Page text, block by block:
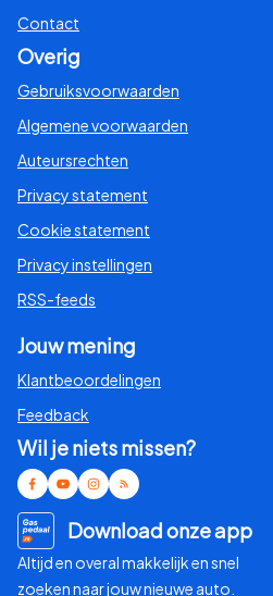
Contact
Overig
Gebruiksvoorwaarden
Algemene voorwaarden
Auteursrechten
Privacy statement
Cookie statement
Privacy instellingen
RSS-feeds
Jouw mening
Klantbeoordelingen
Feedback
Wil je niets missen?
Download onze app
Altijd en overal makkelijk en snel
zoeken naar jouw nieuwe auto.